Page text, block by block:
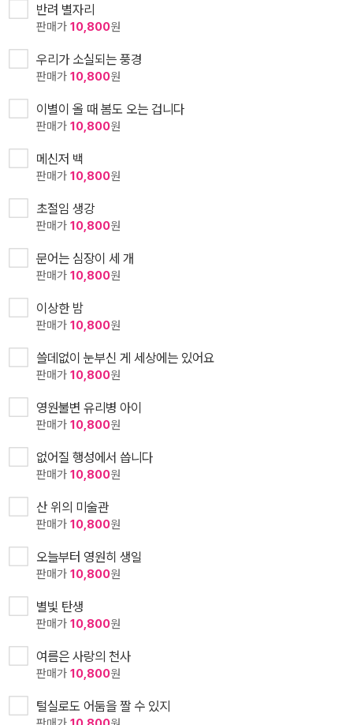
반려 별자리
판매가 10,800원
우리가 소실되는 풍경
판매가 10,800원
이별이 올 때 봄도 오는 겁니다
판매가 10,800원
메신저 백
판매가 10,800원
초절임 생강
판매가 10,800원
문어는 심장이 세 개
판매가 10,800원
이상한 밤
판매가 10,800원
쓸데없이 눈부신 게 세상에는 있어요
판매가 10,800원
영원불변 유리병 아이
판매가 10,800원
없어질 행성에서 씁니다
판매가 10,800원
산 위의 미술관
판매가 10,800원
오늘부터 영원히 생일
판매가 10,800원
별빛 탄생
판매가 10,800원
여름은 사랑의 천사
판매가 10,800원
털실로도 어둠을 짤 수 있지